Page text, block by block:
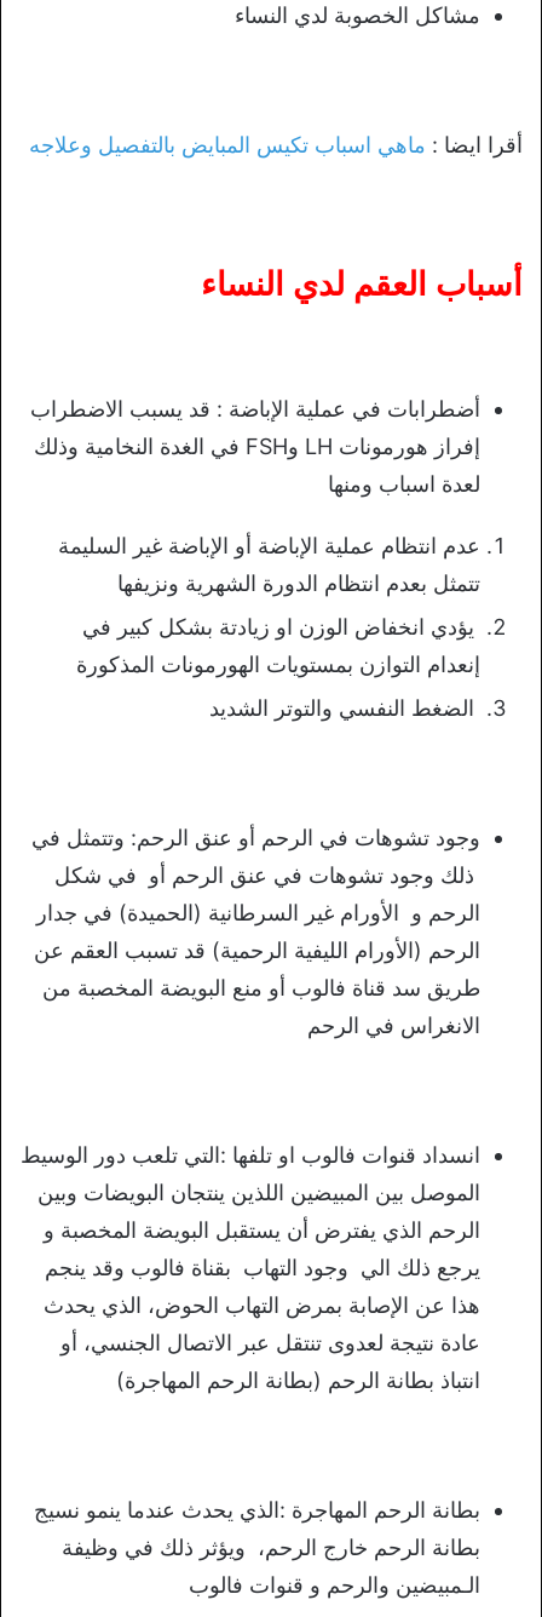
مشاكل الخصوبة لدي النساء
أقرا ايضا : ماهي اسباب تكيس المبايض بالتفصيل وعلاجه
أسباب العقم لدي النساء
أضطرابات في عملية الإباضة : قد يسبب الاضطراب
إفراز هورمونات LH وFSH في الغدة النخامية وذلك
لعدة اسباب ومنها
عدم انتظام عملية الإباضة أو الإباضة غير السليمة
تتمثل بعدم انتظام الدورة الشهرية ونزيفها
يؤدي انخفاض الوزن او زيادتة بشكل كبير في
إنعدام التوازن بمستويات الهورمونات المذكورة
الضغط النفسي والتوتر الشديد
وجود تشوهات في الرحم أو عنق الرحم: وتتمثل في
ذلك وجود تشوهات في عنق الرحم أو في شكل
الرحم و الأورام غير السرطانية (الحميدة) في جدار
الرحم (الأورام الليفية الرحمية) قد تسبب العقم عن
طريق سد قناة فالوب أو منع البويضة المخصبة من
الانغراس في الرحم
انسداد قنوات فالوب او تلفها :التي تلعب دور الوسيط
الموصل بين المبيضين اللذين ينتجان البويضات وبين
الرحم الذي يفترض أن يستقبل البويضة المخصبة و
يرجع ذلك الي وجود التهاب بقناة فالوب وقد ينجم
هذا عن الإصابة بمرض التهاب الحوض، الذي يحدث
عادة نتيجة لعدوى تنتقل عبر الاتصال الجنسي، أو
انتباذ بطانة الرحم (بطانة الرحم المهاجرة)
بطانة الرحم المهاجرة :الذي يحدث عندما ينمو نسيج
بطانة الرحم خارج الرحم، ويؤثر ذلك في وظيفة
الـمبيضين والرحم و قنوات فالوب